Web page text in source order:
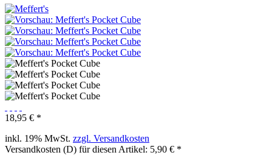
18,95 € *
inkl. 19% MwSt. zzgl. Versandkosten
Versandkosten (D) für diesen Artikel: 5,90 € *